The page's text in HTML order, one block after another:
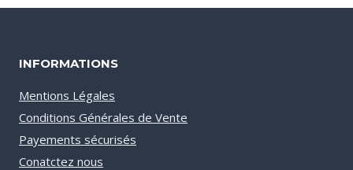
INFORMATIONS
Mentions Légales
Conditions Générales de Vente
Payements sécurisés
Conatctez nous